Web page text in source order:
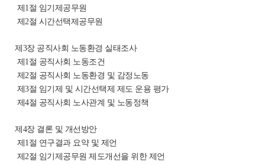
제1절 임기제공무원
제2절 시간선택제공무원
제3장 공직사회 노동환경 실태조사
제1절 공직사회 노동조건
제2절 공직사회 노동환경 및 감정노동
제3절 임기제 및 시간선택제 제도 운용 평가
제4절 공직사회 노사관계 및 노동정책
제4장 결론 및 개선방안
제1절 연구결과 요약 및 제언
제2절 임기제공무원 제도개선을 위한 제언